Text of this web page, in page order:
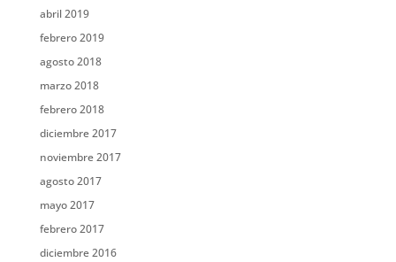
abril 2019
febrero 2019
agosto 2018
marzo 2018
febrero 2018
diciembre 2017
noviembre 2017
agosto 2017
mayo 2017
febrero 2017
diciembre 2016